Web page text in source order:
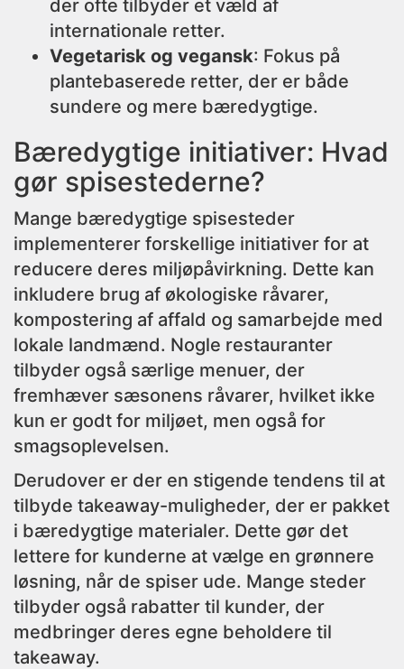
der ofte tilbyder et væld af
internationale retter.
Vegetarisk og vegansk: Fokus på
plantebaserede retter, der er både
sundere og mere bæredygtige.
Bæredygtige initiativer: Hvad
gør spisestederne?
Mange bæredygtige spisesteder
implementerer forskellige initiativer for at
reducere deres miljøpåvirkning. Dette kan
inkludere brug af økologiske råvarer,
kompostering af affald og samarbejde med
lokale landmænd. Nogle restauranter
tilbyder også særlige menuer, der
fremhæver sæsonens råvarer, hvilket ikke
kun er godt for miljøet, men også for
smagsoplevelsen.
Derudover er der en stigende tendens til at
tilbyde takeaway-muligheder, der er pakket
i bæredygtige materialer. Dette gør det
lettere for kunderne at vælge en grønnere
løsning, når de spiser ude. Mange steder
tilbyder også rabatter til kunder, der
medbringer deres egne beholdere til
takeaway.